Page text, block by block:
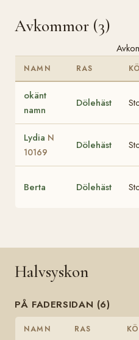
Avkommor (3)
NAMN RAS
okänt
namn
Dölehäst
Lydia N
10169
Dölehäst
Berta Dölehäst
Halvsyskon
PÅ FADERSIDAN (6)
NAMN RAS